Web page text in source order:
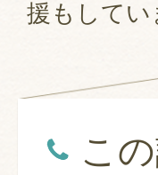
援もしてい
こ